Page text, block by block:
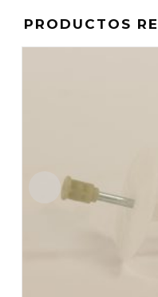
PRODUCTOS